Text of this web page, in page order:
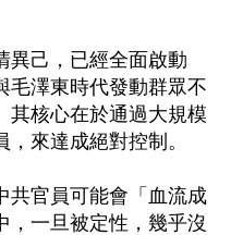
異己，已經全面啟動
毛澤東時代發動群眾不
其核心在於通過大規模
來達成絕對控制。
共官員可能會「血流成
，一旦被定性，幾乎沒